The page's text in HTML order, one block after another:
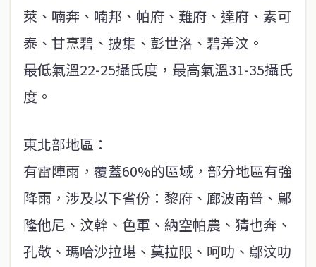
萊、喃奔、喃邦、帕府、難府、達府、素可
泰、甘烹碧、披集、彭世洛、碧差汶。
最低氣溫22-25攝氏度，最高氣溫31-35攝氏
度。
東北部地區：
有雷陣雨，覆蓋60%的區域，部分地區有強
降雨，涉及以下省份：黎府、廊波南普、鄔
隆他尼、汶幹、色軍、納空帕農、猜也奔、
孔敬、瑪哈沙拉堪、莫拉限、呵叻、鄔汶叻